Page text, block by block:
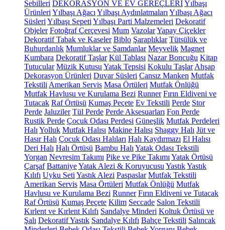
Sebilleri DEKORASYON VE EV GEREÇLERİYılbaşı
Ürünleri Yılbaşı Ağacı Yılbaşı Aydınlatmaları Yılbaşı Ağacı
Süsleri Yılbaşı Sepeti Yılbaşı Parti Malzemeleri Dekoratif
Objeler Fotoğraf Çerçevesi Mum VazolarYapay Çiçekler
Dekoratif Tabak ve Kaseler Biblo Şaraplıklar Tütsülük ve
Buhurdanlık Mumluklar ve Şamdanlar Meyvelik Magnet
Kumbara Dekoratif Taşlar Kül Tablası Nazar Boncuğu Kitap
Tutucular Müzik Kutusu Yatak Tepsisi Kokulu Taşlar Ahşap
Dekorasyon Ürünleri Duvar Süsleri Cansız Manken Mutfak
Tekstili Amerikan Servis Masa Örtüleri Mutfak Önlüğü
Mutfak Havlusu ve Kurulama Bezi Runner Fırın Eldiveni ve
Tutacak Raf Örtüsü Kumaş Peçete Ev Tekstili Perde Stor
Perde Jaluziler Tül Perde Perde Aksesuarları Fon Perde
Rustik Perde Çocuk Odası Perdesi Güneşlik Mutfak Perdeleri
Halı Yolluk Mutfak Halısı Makine Halısı Shaggy Halı Jüt ve
Hasır Halı Çocuk Odası Halıları Halı Kaydırmazı El Halısı
Deri Halı Halı Örtüsü Bambu Halı Yatak Odası Tekstili
Yorgan Nevresim Takımı Pike ve Pike Takımı Yatak Örtüsü
Çarşaf BattaniyeYatak Alezi & Koruyucusu YastıkYastık
Kılıfı Uyku Seti Yastık Alezi Paspaslar Mutfak Tekstili
Amerikan Servis Masa Örtüleri Mutfak Önlüğü Mutfak
Havlusu ve Kurulama Bezi Runner Fırın Eldiveni ve Tutacak
Raf Örtüsü Kumaş Peçete Kilim Seccade Salon Tekstili
Kırlent ve Kırlent Kılıfı Sandalye Minderi Koltuk Örtüsü ve
Şalı Dekoratif Yastık Sandalye Kılıfı Bahçe Tekstili Salıncak